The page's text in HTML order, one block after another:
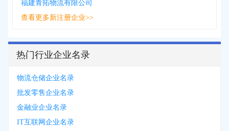
福建青拓物流有限公司
查看更多新注册企业>>
热门行业企业名录
物流仓储企业名录
批发零售企业名录
金融业企业名录
IT互联网企业名录